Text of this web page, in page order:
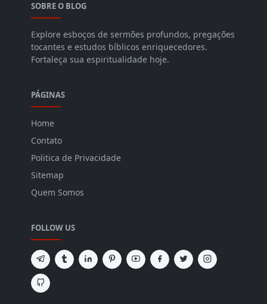
SOBRE O BLOG
Explore esboços de sermões profundos, pregações
tocantes e estudos bíblicos enriquecedores.
Fortaleça sua espiritualidade hoje.
PÁGINAS
Home
Contato
Politica de Privacidade
Sitemap
Quem Somos
FOLLOW US